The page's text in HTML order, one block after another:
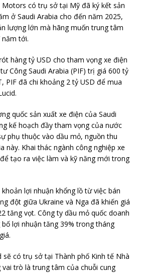
có trụ sở tại Mỹ đã ký kết sản
ở Saudi Arabia cho đến năm 2025,
lượng lớn mà hãng muốn trung tâm
tới.
hàng tỷ USD cho tham vọng xe điện
Công Saudi Arabia (PIF) trị giá 600 tỷ
PIF đã chi khoảng 2 tỷ USD để mua
quốc sản xuất xe điện của Saudi
kế hoạch đầy tham vọng của nước
phụ thuộc vào dầu mỏ, nguồn thu
này. Khai thác ngành công nghiệp xe
tạo ra việc làm và kỹ năng mới trong
lợi nhuận khổng lồ từ việc bán
đột giữa Ukraine và Nga đã khiến giá
tăng vọt. Công ty dầu mỏ quốc doanh
lợi nhuận tăng 39% trong tháng
sẽ có trụ sở tại Thành phố Kinh tế Nhà
trò là trung tâm của chuỗi cung